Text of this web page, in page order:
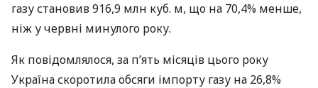
газу становив 916,9 млн куб. м, що на 70,4% менше,
ніж у червні минулого року.
Як повідомлялося, за п’ять місяців цього року
Україна скоротила обсяги імпорту газу на 26,8%